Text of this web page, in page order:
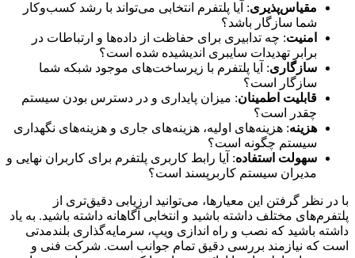
مقیاس‌پذیری: آیا پلتفرم انتخابی می‌تواند با رشد کسب‌وکار
شما سازگار باشد؟
امنیت: چه تدابیری برای حفاظت از داده‌ها و ارتباطات در
برابر تهدیدات سایبری اندیشیده شده است؟
سازگاری: آیا پلتفرم با زیرساخت‌های موجود شبکه شما
سازگار است؟
قابلیت اطمینان: میزان پایداری و در دسترس بودن سیستم
چقدر است؟
هزینه: هزینه‌های اولیه، هزینه‌های جاری و هزینه‌های نگهداری
سیستم چگونه است؟
سهولت استفاده: آیا رابط کاربری پلتفرم برای کاربران نهایی و
مدیران سیستم کاربرپسند است؟
با در نظر گرفتن این معیارها، می‌توانید ارزیابی دقیق‌تری از
پلتفرم‌های مختلف داشته باشید و انتخابی آگاهانه داشته باشید. به یاد
داشته باشید که نصب و راه اندازی ویپ، سرمایه‌گذاری بلندمدتی
است که نیازمند بررسی دقیق تمام جوانب است. شرکت فنی و